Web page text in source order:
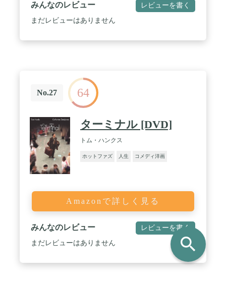
みんなのレビュー レビューを書く
まだレビューはありません
No.27 64
ターミナル [DVD]
トム・ハンクス
ホットファズ 人生 コメディ洋画
Amazonで詳しく見る
みんなのレビュー レビューを書く
まだレビューはありません search